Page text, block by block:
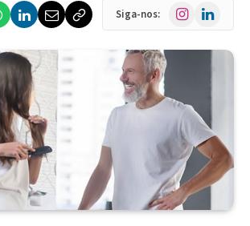
Siga-nos: InstagramLinkedIn